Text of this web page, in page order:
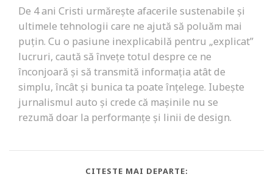
De 4 ani Cristi urmărește afacerile sustenabile și
ultimele tehnologii care ne ajută să poluăm mai
puțin. Cu o pasiune inexplicabilă pentru „explicat”
lucruri, caută să învețe totul despre ce ne
înconjoară și să transmită informația atât de
simplu, încât și bunica ta poate înțelege. Iubește
jurnalismul auto și crede că mașinile nu se
rezumă doar la performanțe și linii de design.
CITESTE MAI DEPARTE: